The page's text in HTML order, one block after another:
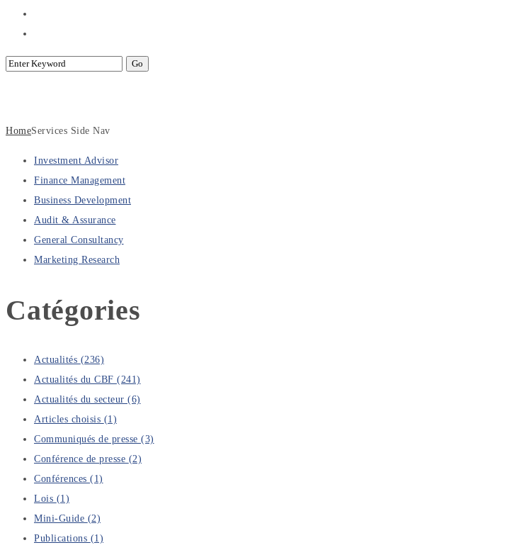
HomeServices Side Nav
Investment Advisor
Finance Management
Business Development
Audit & Assurance
General Consultancy
Marketing Research
Catégories
Actualités (236)
Actualités du CBF (241)
Actualités du secteur (6)
Articles choisis (1)
Communiqués de presse (3)
Conférence de presse (2)
Conférences (1)
Lois (1)
Mini-Guide (2)
Publications (1)